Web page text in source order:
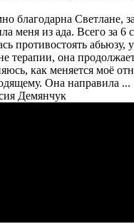
благодарна Светлане,
меня из ада. Всего за 6
противостоять абьюзу,
терапии, она
как меняется моё
Она направила ...
Демянчук